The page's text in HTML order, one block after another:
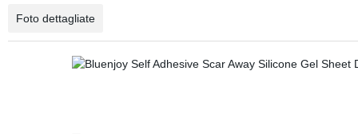
Foto dettagliate